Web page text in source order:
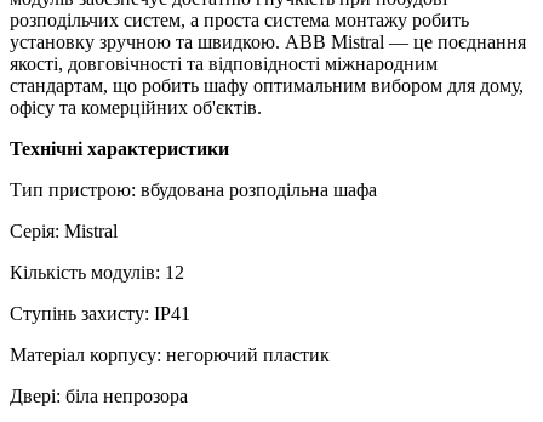
розподільчих систем, а проста система монтажу робить
установку зручною та швидкою. ABB Mistral — це поєднання
якості, довговічності та відповідності міжнародним
стандартам, що робить шафу оптимальним вибором для дому,
офісу та комерційних об'єктів.
Технічні характеристики
Тип пристрою: вбудована розподільна шафа
Серія: Mistral
Кількість модулів: 12
Ступінь захисту: IP41
Матеріал корпусу: негорючий пластик
Двері: біла непрозора